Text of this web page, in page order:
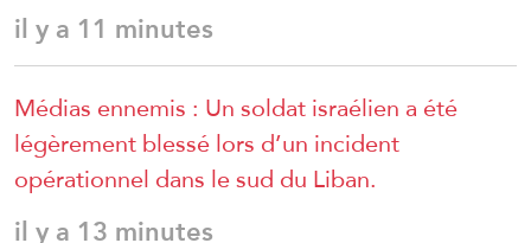
il y a 11 minutes
Médias ennemis : Un soldat israélien a été
légèrement blessé lors d’un incident
opérationnel dans le sud du Liban.
il y a 13 minutes